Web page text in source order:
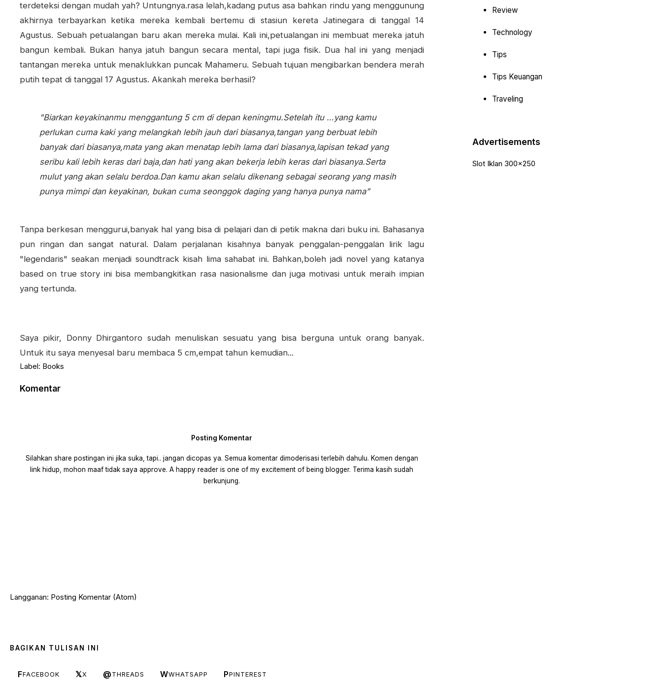
terdeteksi dengan mudah yah? Untungnya.rasa lelah,kadang putus asa bahkan rindu yang menggunung
akhirnya terbayarkan ketika mereka kembali bertemu di stasiun kereta Jatinegara di tanggal 14
Agustus. Sebuah petualangan baru akan mereka mulai. Kali ini,petualangan ini membuat mereka jatuh
bangun kembali. Bukan hanya jatuh bangun secara mental, tapi juga fisik. Dua hal ini yang menjadi
tantangan mereka untuk menaklukkan puncak Mahameru. Sebuah tujuan mengibarkan bendera merah
putih tepat di tanggal 17 Agustus. Akankah mereka berhasil?
"Biarkan keyakinanmu menggantung 5 cm di depan keningmu.Setelah itu …yang kamu
perlukan cuma kaki yang melangkah lebih jauh dari biasanya,tangan yang berbuat lebih
banyak dari biasanya,mata yang akan menatap lebih lama dari biasanya,lapisan tekad yang
seribu kali lebih keras dari baja,dan hati yang akan bekerja lebih keras dari biasanya.Serta
mulut yang akan selalu berdoa.Dan kamu akan selalu dikenang sebagai seorang yang masih
punya mimpi dan keyakinan, bukan cuma seonggok daging yang hanya punya nama”
Tanpa berkesan menggurui,banyak hal yang bisa di pelajari dan di petik makna dari buku ini. Bahasanya
pun ringan dan sangat natural. Dalam perjalanan kisahnya banyak penggalan-penggalan lirik lagu
"legendaris" seakan menjadi soundtrack kisah lima sahabat ini. Bahkan,boleh jadi novel yang katanya
based on true story ini bisa membangkitkan rasa nasionalisme dan juga motivasi untuk meraih impian
yang tertunda.
Saya pikir, Donny Dhirgantoro sudah menuliskan sesuatu yang bisa berguna untuk orang banyak.
Untuk itu saya menyesal baru membaca 5 cm,empat tahun kemudian...
Label: Books
Komentar
Posting Komentar
Silahkan share postingan ini jika suka, tapi.. jangan dicopas ya. Semua komentar dimoderisasi terlebih dahulu. Komen dengan
link hidup, mohon maaf tidak saya approve. A happy reader is one of my excitement of being blogger. Terima kasih sudah
berkunjung.
Langganan: Posting Komentar (Atom)
BAGIKAN TULISAN INI
FFACEBOOK 𝕏X @ THREADS WWHATSAPP PPINTEREST
Review
Technology
Tips
Tips Keuangan
Traveling
Advertisements
Slot Iklan 300x250